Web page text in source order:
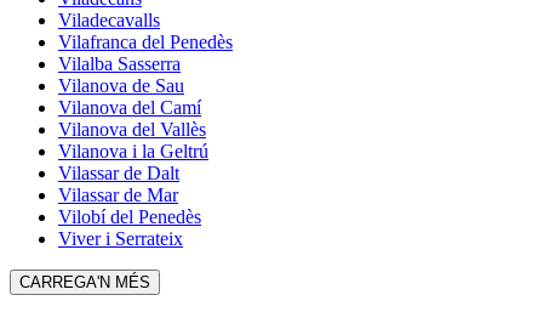
Viladecavalls
Vilafranca del Penedès
Vilalba Sasserra
Vilanova de Sau
Vilanova del Camí
Vilanova del Vallès
Vilanova i la Geltrú
Vilassar de Dalt
Vilassar de Mar
Vilobí del Penedès
Viver i Serrateix
CARREGA'N MÉS